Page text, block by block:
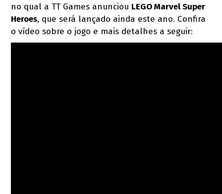
no qual a TT Games anunciou LEGO Marvel Super
Heroes, que será lançado ainda este ano. Confira
o vídeo sobre o jogo e mais detalhes a seguir: